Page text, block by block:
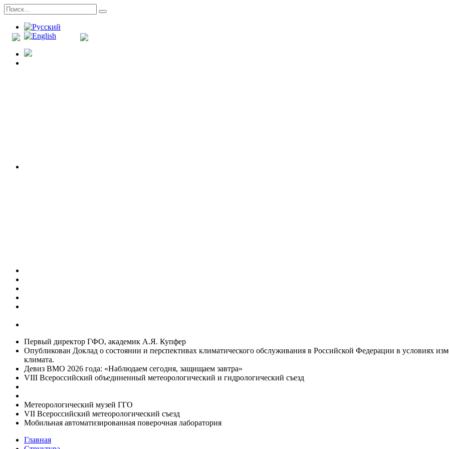
Первый директор ГФО, академик А.Я. Купфер
Опубликован Доклад о состоянии и перспективах климатического обслуживания в Российской Федерации в условиях
климата.
Девиз ВМО 2026 года: «Наблюдаем сегодня, защищаем завтра»
VIII Всероссийский объединенный метеорологический и гидрологический съезд
Метеорологический музей ГГО
VII Всероссийский метеорологический съезд
Мобильная автоматизированная поверочная лаборатория
Главная